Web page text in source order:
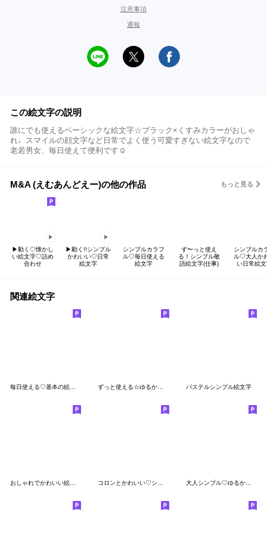
注意事項
通報
この絵文字の説明
誰にでも使えるベーシックな絵文字☆ブラック×くすみカラーがおしゃ
れ♩スマイルの顔文字など日常でよく使う可愛すぎない絵文字なので
老若男女、毎日使えて便利です☺
M&A (えむあんどえー)の他の作品 もっと見る
▶︎動く♡懐かし
い絵文字♡詰め
合わせ
▶︎動く!!シンプル
かわいい♡日常
絵文字
シンプルカラフ
ル♡毎日使える
絵文字
ず〜っと使え
る！シンプル敬
語絵文字(仕事)
シンプルカ
ル♡大人か
い日常絵
関連絵文字
パステルシンプル絵文字
おしゃれでかわいい絵文字★ コロンとかわいい♡シンプルスマイル♡ 大人シンプル♡ゆるかわモノトーン♡